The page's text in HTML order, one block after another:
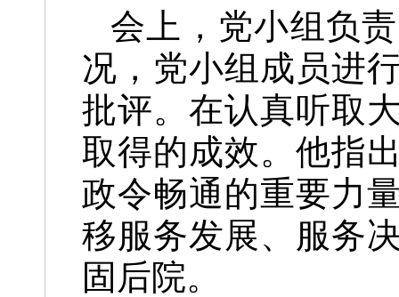
会上，党小组负
况，党小组成员进
批评。在认真听取
取得的成效。他指
政令畅通的重要力
移服务发展、服务
固后院。